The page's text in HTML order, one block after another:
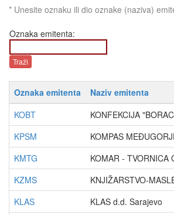
* Unesite oznaku ili dio oznake (naziva)
Oznaka emitenta:
Oznaka emitenta
Naziv emitenta
KOBT
KONFEKCIJA
KPSM
KOMPAS
KMTG
KOMAR - TVORNICA
KZMS
KNJIŽARSTVO-
KLAS
KLAS d.d. Sarajevo